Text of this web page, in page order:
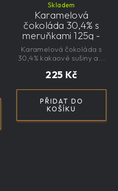
Skladem
Karamelová
čokoláda 30,4% s
meruňkami 125g -
velká, řemeslná,
exkluzivní, dárková
225 Kč
PŘIDAT DO
KOŠÍKU
Karamelová čokoláda s
30,4% kakaové sušiny a...